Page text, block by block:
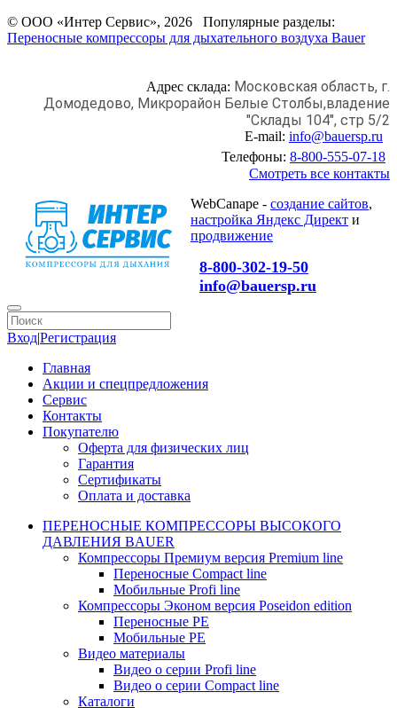
© ООО «Интер Сервис», 2026 Популярные разделы:
Переносные компрессоры для дыхательного воздуха Bauer
Адрес склада: Московская область, г.
Домодедово, Микрорайон Белые Столбы,владение
"Склады 104", стр 5/2
E-mail: info@bauersp.ru
Телефоны: 8-800-555-07-18
Смотреть все контакты
WebCanape - создание сайтов,
настройка Яндекс Директ и
продвижение
8-800-302-19-50
info@bauersp.ru
Вход|Регистрация
Главная
Акции и спецпредложения
Сервис
Контакты
Покупателю
Оферта для физических лиц
Гарантия
Сертификаты
Оплата и доставка
ПЕРЕНОСНЫЕ КОМПРЕССОРЫ ВЫСОКОГО
ДАВЛЕНИЯ BAUER
Компрессоры Премиум версия Premium line
Переносные Compact line
Мобильные Profi line
Компрессоры Эконом версия Poseidon edition
Переносные PE
Мобильные PE
Видео материалы
Видео о серии Profi line
Видео о серии Compact line
Каталоги